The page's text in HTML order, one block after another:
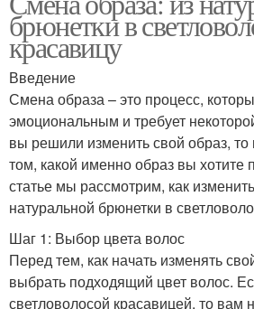
брюнетки в
красавицу
Введение
Смена образа – это процесс,
эмоциональным и требует
вы решили изменить свой образ,
том, какой именно образ вы хотите
статье мы рассмотрим, как
натуральной брюнетки в
Шаг 1: Выбор цвета волос
Перед тем, как начать изменять
выбрать подходящий цвет волос.
светловолосой красавицей, то вам